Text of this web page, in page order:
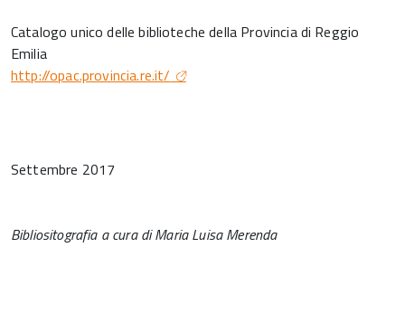
Catalogo unico delle biblioteche della Provincia di Reggio
Emilia
http://opac.provincia.re.it/
Settembre 2017
Bibliositografia a cura di Maria Luisa Merenda